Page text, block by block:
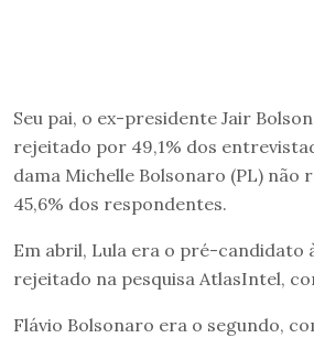
Seu pai, o ex-presidente Jair
rejeitado por 49,1% dos
dama Michelle Bolsonaro (PL) não
45,6% dos respondentes.
Em abril, Lula era o pré-candidato
rejeitado na pesquisa AtlasIntel,
Flávio Bolsonaro era o segundo,